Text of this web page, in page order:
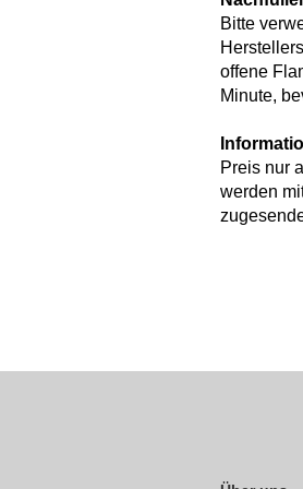
Bitte
offene
Minute,
Preis nur
werden